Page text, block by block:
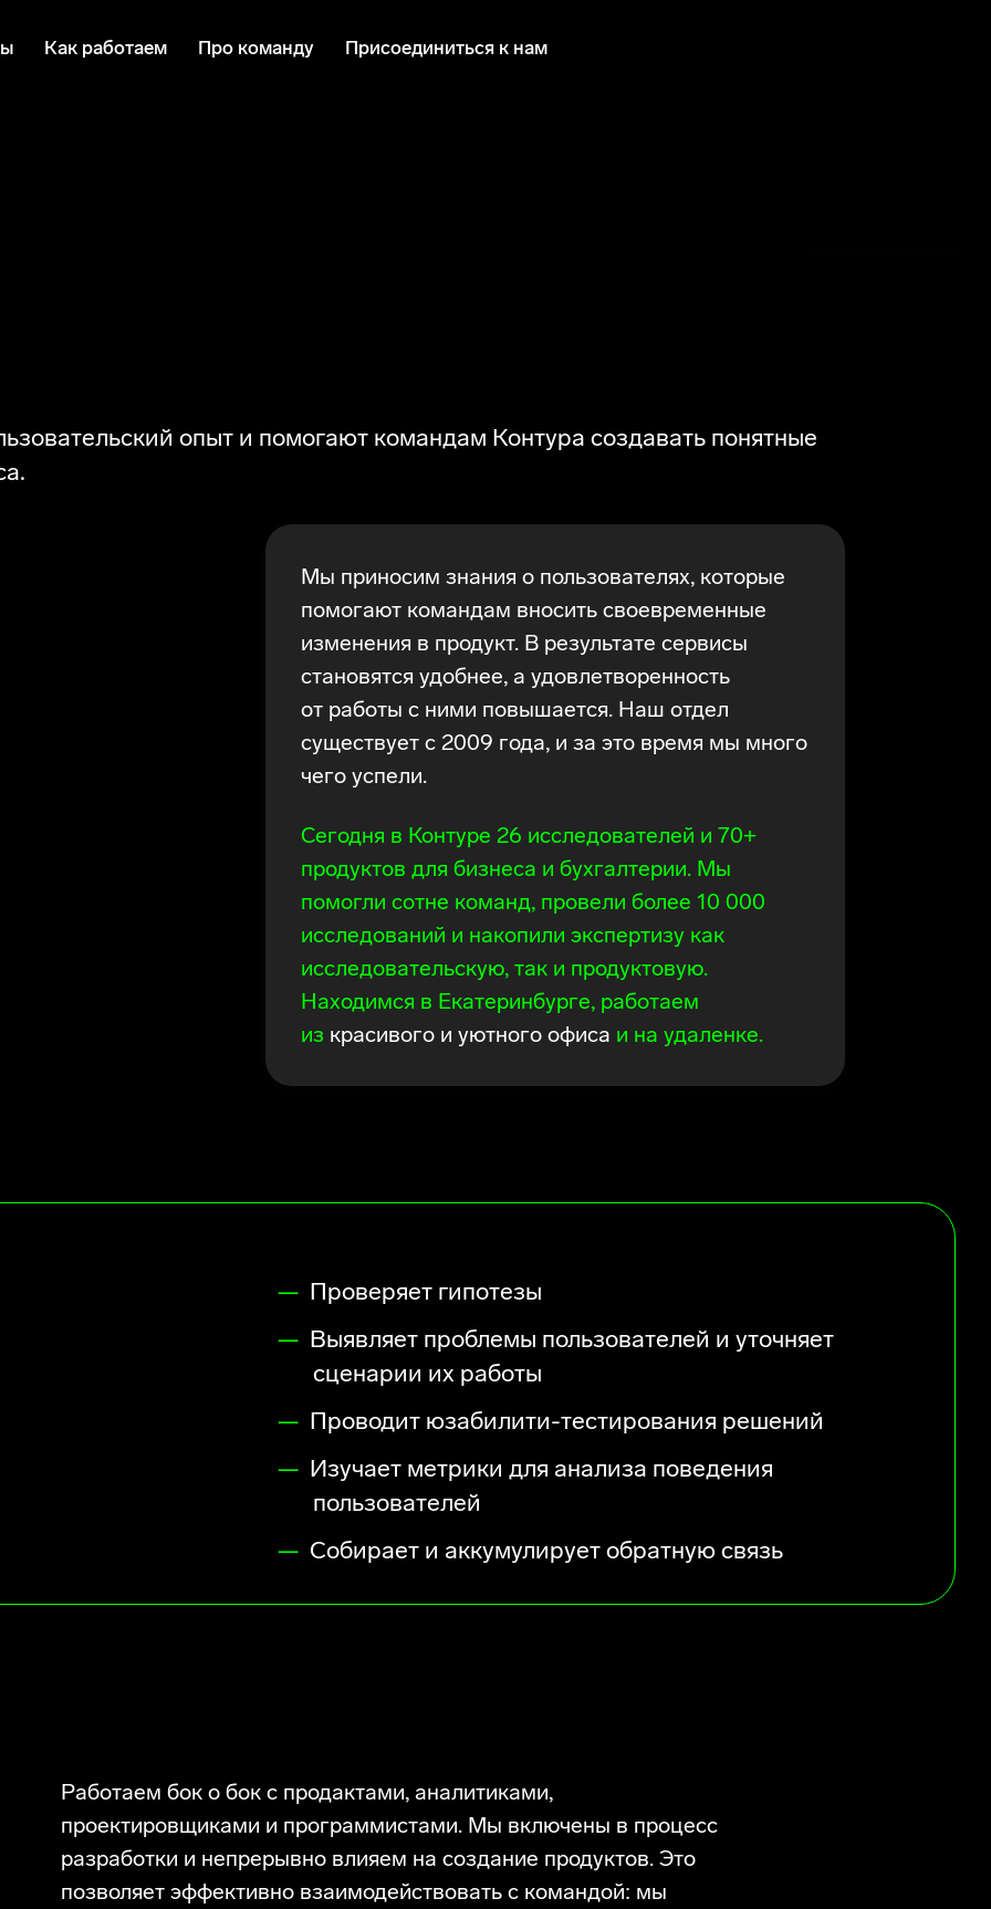
Как работаем Про команду Присоединиться к нам
Контура
опыт и помогают командам Контура создавать понятные
Мы приносим знания о пользователях, которые
помогают командам вносить своевременные
изменения в продукт. В результате сервисы
становятся удобнее, а удовлетворенность
от работы с ними повышается. Наш отдел
существует с 2009 года, и за это время мы много
чего успели.
Сегодня в Контуре 26 исследователей и 70+
продуктов для бизнеса и бухгалтерии. Мы
помогли сотне команд, провели более 10 000
исследований и накопили экспертизу как
исследовательскую, так и продуктовую.
Находимся в Екатеринбурге, работаем
из красивого и уютного офиса и на удаленке.
Проверяет гипотезы
Выявляет проблемы пользователей и уточняет
сценарии их работы
Проводит юзабилити-тестирования решений
Изучает метрики для анализа поведения
пользователей
Собирает и аккумулирует обратную связь
Работаем бок о бок с продактами, аналитиками,
проектировщиками и программистами. Мы включены в процесс
разработки и непрерывно влияем на создание продуктов. Это
позволяет эффективно взаимодействовать с командой: мы